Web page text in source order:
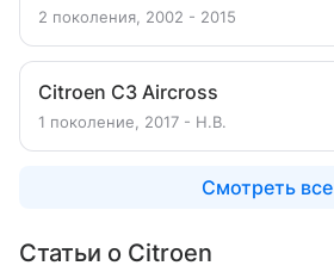
2 поколения, 2002 - 2015
Citroen C3 Aircross
1 поколение, 2017 - Н.В.
Смотреть все
Статьи о Citroen